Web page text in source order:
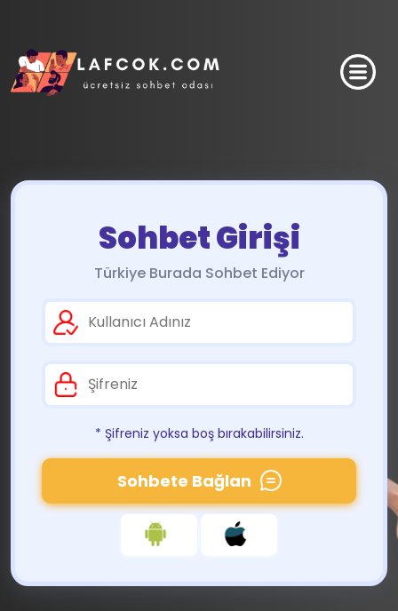
Sohbet Girişi
Türkiye Burada Sohbet Ediyor
* Şifreniz yoksa boş bırakabilirsiniz.
Sohbete Bağlan